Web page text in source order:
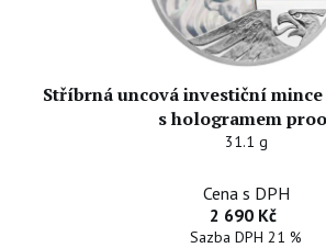
Stříbrná uncová investiční mince
s hologramem
31.1 g
Cena s DPH
2 690 Kč
Sazba DPH 21 %